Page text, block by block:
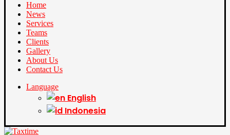
Home
News
Services
Teams
Clients
Gallery
About Us
Contact Us
Language
English
Indonesia